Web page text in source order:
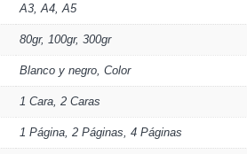
A3, A4, A5
80gr, 100gr, 300gr
Blanco y negro, Color
1 Cara, 2 Caras
1 Página, 2 Páginas, 4 Páginas